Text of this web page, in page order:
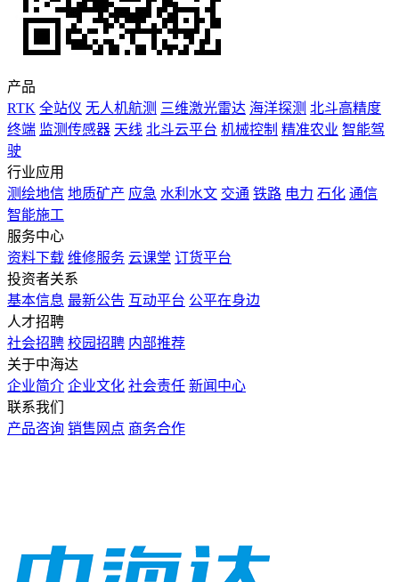
产品
RTK 全站仪 无人机航测 三维激光雷达 海洋探测 北斗高精度
终端 监测传感器 天线 北斗云平台 机械控制 精准农业 智能驾
驶
行业应用
测绘地信 地质矿产 应急 水利水文 交通 铁路 电力 石化 通信
智能施工
服务中心
资料下载 维修服务 云课堂 订货平台
投资者关系
基本信息 最新公告 互动平台 公平在身边
人才招聘
社会招聘 校园招聘 内部推荐
关于中海达
企业简介 企业文化 社会责任 新闻中心
联系我们
产品咨询 销售网点 商务合作